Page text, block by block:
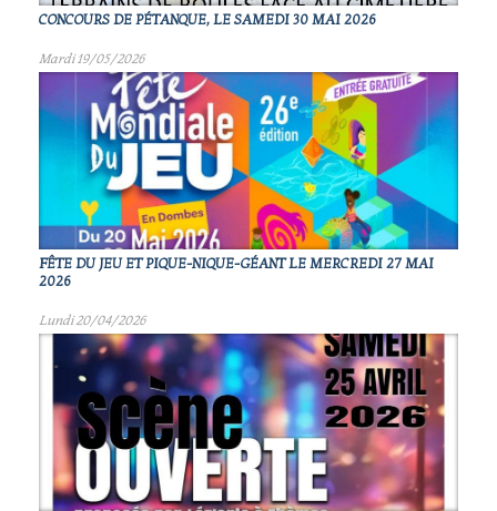
CONCOURS DE PÉTANQUE, LE SAMEDI 30 MAI 2026
Mardi 19/05/2026
FÊTE DU JEU ET PIQUE-NIQUE-GÉANT LE MERCREDI 27 MAI
2026
Lundi 20/04/2026